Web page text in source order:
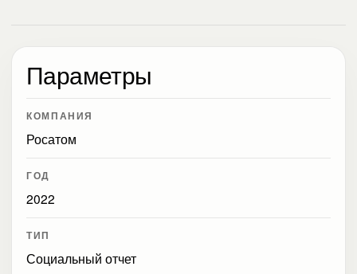
Параметры
КОМПАНИЯ
Росатом
ГОД
2022
ТИП
Социальный отчет